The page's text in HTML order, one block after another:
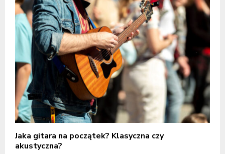
Jaka gitara na początek? Klasyczna czy
akustyczna?